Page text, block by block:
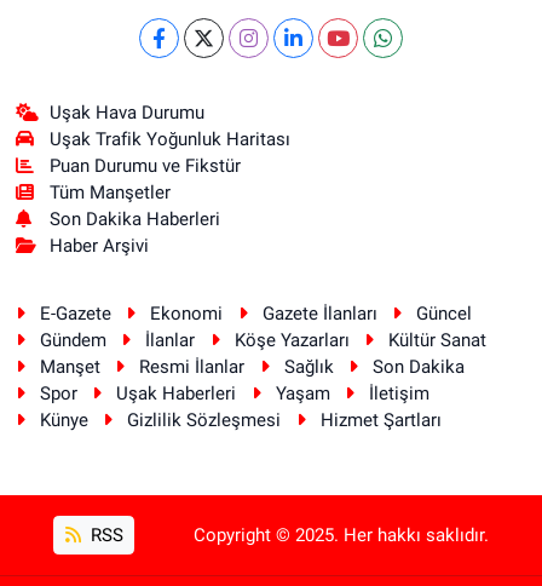
Uşak Hava Durumu
Uşak Trafik Yoğunluk Haritası
Puan Durumu ve Fikstür
Tüm Manşetler
Son Dakika Haberleri
Haber Arşivi
E-Gazete Ekonomi Gazete İlanları
Güncel
Gündem
İlanlar Köşe Yazarları
Kültür Sanat
Manşet
Resmi İlanlar Sağlık
Son Dakika
Spor
Uşak Haberleri Yaşam
İletişim
Künye
Gizlilik Sözleşmesi Hizmet Şartları
RSS Copyright © 2025. Her hakkı saklıdır.